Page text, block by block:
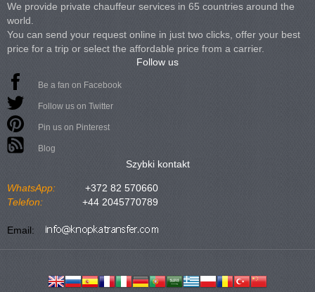
We provide private chauffeur services in 65 countries around the
world.
You can send your request online in just two clicks, offer your best
price for a trip or select the affordable price from a carrier.
Follow us
Be a fan on Facebook
Follow us on Twitter
Pin us on Pinterest
Blog
Szybki kontakt
WhatsApp:
+372 82 570660
Telefon:
+44 2045770789
Email: